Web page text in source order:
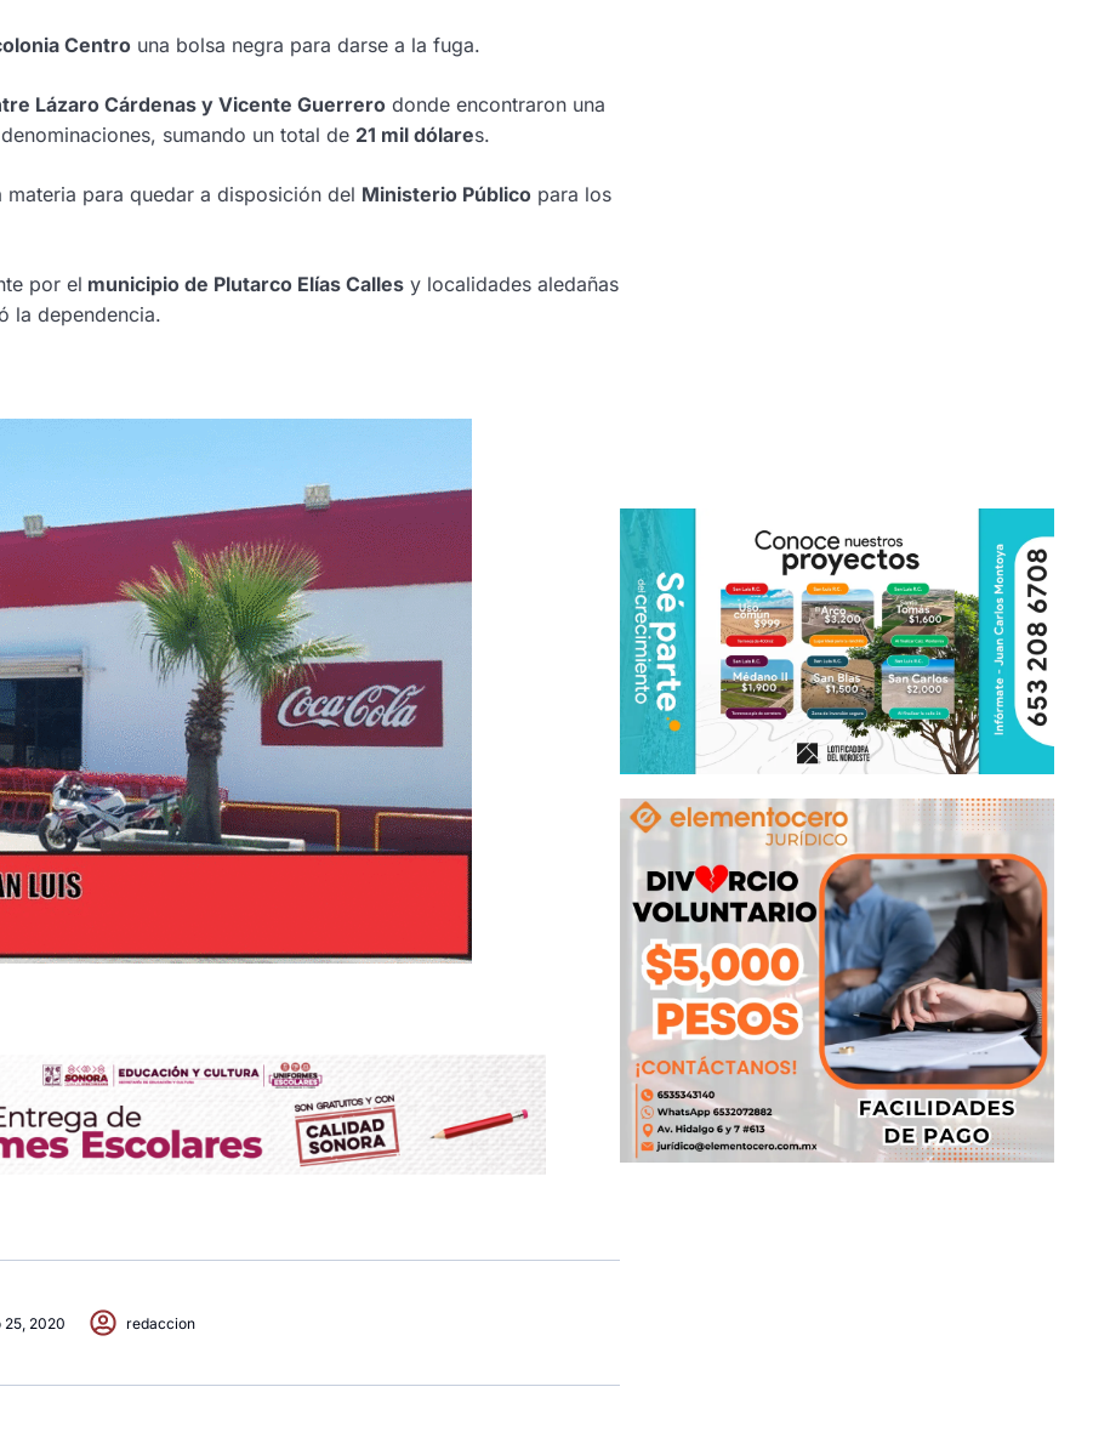
Centro una bolsa negra para darse a la fuga.
Lázaro Cárdenas y Vicente Guerrero donde encontraron una
sumando un total de 21 mil dólares.
para quedar a disposición del Ministerio Público para los
por el municipio de Plutarco Elías Calles y localidades aledañas
la dependencia.
25, 2020 redaccion